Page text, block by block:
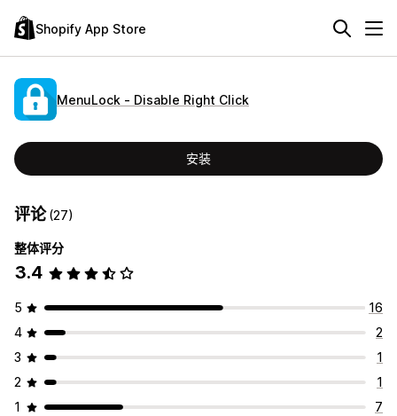
Shopify App Store
MenuLock ‑ Disable Right Click
安装
评论(27)
整体评分
3.4
5
16
4
2
3
1
2
1
1
7